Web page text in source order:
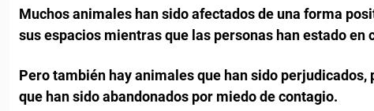
Muchos animales han sido afectados de una forma
sus espacios mientras que las personas han estado en
Pero también hay animales que han sido
que han sido abandonados por miedo de contagio.